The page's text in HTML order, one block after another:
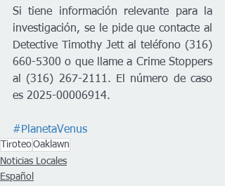
Si tiene información relevante para la
investigación, se le pide que contacte al
Detective Timothy Jett al teléfono (316)
660-5300 o que llame a Crime Stoppers
al (316) 267-2111. El número de caso
es 2025-00006914.
#PlanetaVenus
TiroteoOaklawn
Noticias Locales
Español